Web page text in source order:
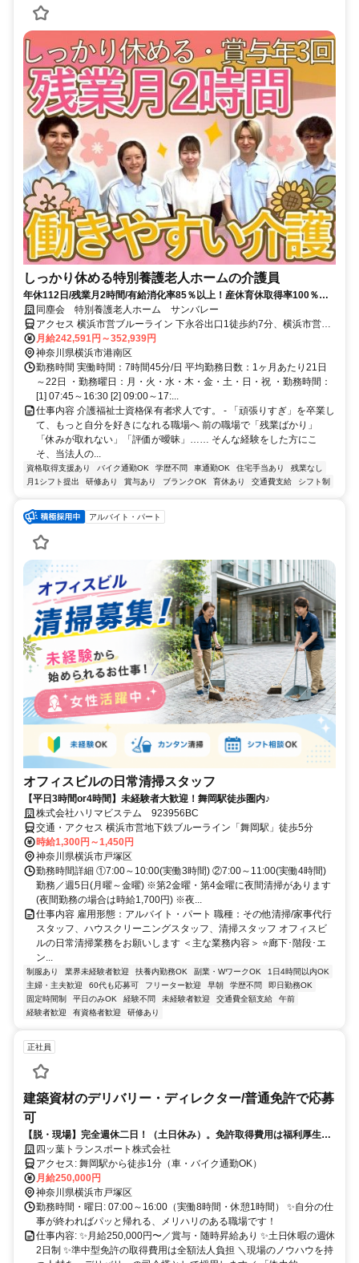
しっかり休める特別養護老人ホームの介護員
年休112日/残業月2時間/有給消化率85％以上！産休育休取得率100％！
若手やベテラン職員も『ずっとここにいたい』と思う離職率1.05%の職
場？
同塵会 特別養護老人ホーム サンバレー
アクセス 横浜市営ブルーライン 下永谷出口1徒歩約7分、横浜市営ブ
ルーライン 舞岡2番口徒歩約12分、横浜市営ブルーライン 上永谷4番
口徒歩約27分 横浜市営地下鉄「下永谷」駅徒歩2分 戸塚駅より江ノ
電バス「スポーツ広場前」徒歩3分 ★車・バイク可
月給242,591円～352,939円
神奈川県横浜市港南区
勤務時間 実働時間：7時間45分/日 平均勤務日数：1ヶ月あたり21日
～22日 ・勤務曜日：月・火・水・木・金・土・日・祝 ・勤務時間：
[1] 07:45～16:30 [2] 09:00～17:...
仕事内容 介護福祉士資格保有者求人です。 - 「頑張りすぎ」を卒業し
て、もっと自分を好きになれる職場へ 前の職場で「残業ばかり」
「休みが取れない」「評価が曖昧」…… そんな経験をした方にこ
そ、当法人の...
資格取得支援あり バイク通勤OK 学歴不問 車通勤OK 住宅手当あり
残業なし
月1シフト提出
研修あり 賞与あり ブランクOK 育休あり 交通費支給 シフト制
アルバイト・パート
オフィスビルの日常清掃スタッフ
【平日3時間or4時間】未経験者大歓迎！舞岡駅徒歩圏内♪
株式会社ハリマビステム 923956BC
交通・アクセス 横浜市営地下鉄ブルーライン「舞岡駅」徒歩5分
時給1,300円～1,450円
神奈川県横浜市戸塚区
勤務時間詳細 ①7:00～10:00(実働3時間) ②7:00～11:00(実働4時間)
勤務／週5日(月曜～金曜) ※第2金曜・第4金曜に夜間清掃があります
(夜間勤務の場合は時給1,700円) ※夜...
仕事内容 雇用形態：アルバイト・パート 職種：その他清掃/家事代行
スタッフ、ハウスクリーニングスタッフ、清掃スタッフ オフィスビ
ルの日常清掃業務をお願いします ＜主な業務内容＞ ⭐廊下･階段･エ
ン...
制服あり 業界未経験者歓迎 扶養内勤務OK 副業・WワークOK
1日4時間以内OK
主婦・主夫歓迎
60代も応募可 フリーター歓迎 早朝 学歴不問
即日勤務OK
固定時間制
平日のみOK 経験不問 未経験者歓迎 交通費全額支給
午前
経験者歓迎
有資格者歓迎 研修あり
正社員
建築資材のデリバリー・ディレクター/普通免許で応募
可
【脱・現場】完全週休二日！（土日休み）。免許取得費用は福利厚生で
補助⭐️四ッ葉トランスポート株式会社
アクセス: 舞岡駅から徒歩1分（車・バイク通勤OK）
月給250,000円
神奈川県横浜市戸塚区
勤務時間・曜日: 07:00～16:00（実働8時間・休憩1時間） ✨自分の仕
事が終わればパッと帰れる、メリハリのある職場です！
仕事内容: ✨月給250,000円〜／賞与・随時昇給あり ✨土日休暇の週休
2日制 ✨準中型免許の取得費用は全額法人負担 ＼現場のノウハウを持